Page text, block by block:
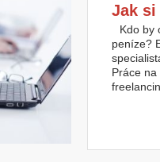
Jak si
Kdo by
peníze?
Práce